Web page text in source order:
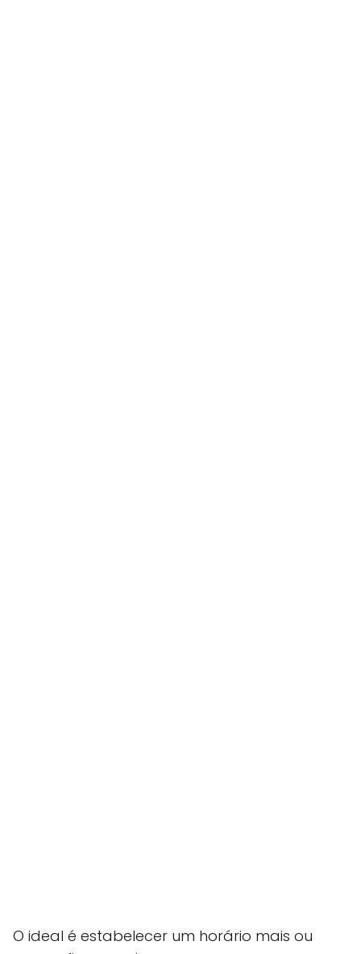
O ideal é estabelecer um horário mais ou